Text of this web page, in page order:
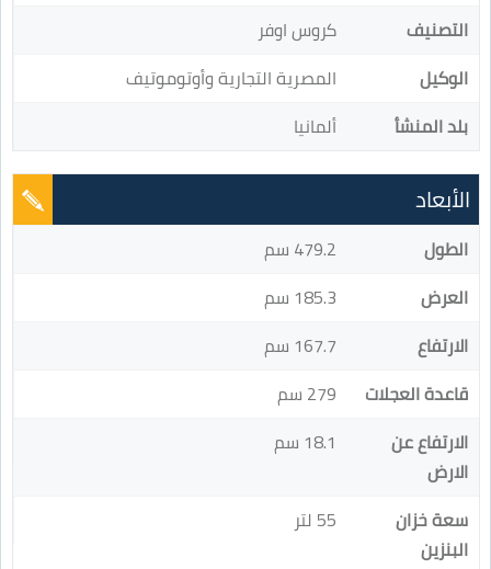
التصنيف
كروس اوفر
الوكيل
المصرية التجارية وأوتوموتيف
بلد المنشأ
ألمانيا
الأبعاد
الطول
479.2 سم
العرض
185.3 سم
الارتفاع
167.7 سم
قاعدة العجلات
279 سم
الارتفاع عن
الارض
18.1 سم
سعة خزان
البنزين
55 لتر